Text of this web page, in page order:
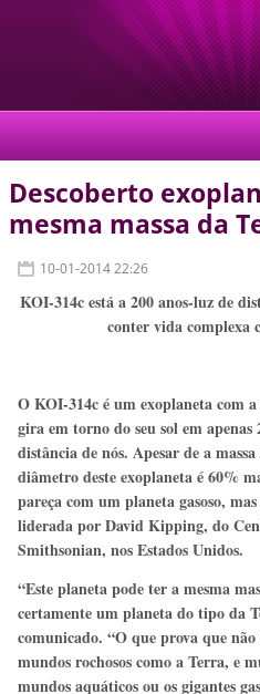
Descoberto
mesma massa da
10-01-2014 22:26
KOI-314c está a 200 anos-luz de
conter vida complexa
O KOI-314c é um exoplaneta com
gira em torno do seu sol em apenas
distância de nós. Apesar de a
diâmetro deste exoplaneta é 60%
pareça com um planeta gasoso,
liderada por David Kipping, do
Smithsonian, nos Estados Unidos.
“Este planeta pode ter a mesma
certamente um planeta do tipo da
comunicado. “O que prova que
mundos rochosos como a Terra, e
mundos aquáticos ou os gigantes